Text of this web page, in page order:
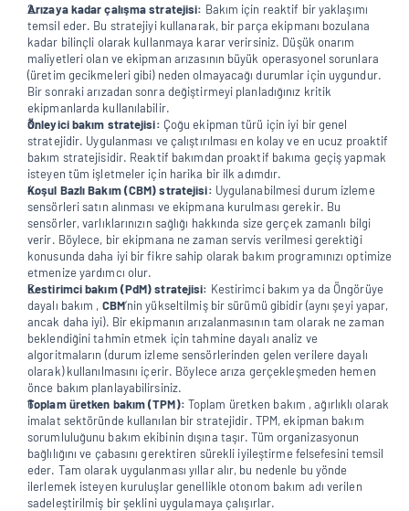
Arızaya kadar çalışma stratejisi: Bakım için reaktif bir yaklaşımı
temsil eder. Bu stratejiyi kullanarak, bir parça ekipmanı bozulana
kadar bilinçli olarak kullanmaya karar verirsiniz. Düşük onarım
maliyetleri olan ve ekipman arızasının büyük operasyonel sorunlara
(üretim gecikmeleri gibi) neden olmayacağı durumlar için uygundur.
Bir sonraki arızadan sonra değiştirmeyi planladığınız kritik
ekipmanlarda kullanılabilir.
Önleyici bakım stratejisi: Çoğu ekipman türü için iyi bir genel
stratejidir. Uygulanması ve çalıştırılması en kolay ve en ucuz proaktif
bakım stratejisidir. Reaktif bakımdan proaktif bakıma geçiş yapmak
isteyen tüm işletmeler için harika bir ilk adımdır.
Koşul Bazlı Bakım (CBM) stratejisi: Uygulanabilmesi durum izleme
sensörleri satın alınması ve ekipmana kurulması gerekir. Bu
sensörler, varlıklarınızın sağlığı hakkında size gerçek zamanlı bilgi
verir. Böylece, bir ekipmana ne zaman servis verilmesi gerektiği
konusunda daha iyi bir fikre sahip olarak bakım programınızı optimize
etmenize yardımcı olur.
Kestirimci bakım (PdM) stratejisi: Kestirimci bakım ya da Öngörüye
dayalı bakım , CBM‘nin yükseltilmiş bir sürümü gibidir (aynı şeyi yapar,
ancak daha iyi). Bir ekipmanın arızalanmasının tam olarak ne zaman
beklendiğini tahmin etmek için tahmine dayalı analiz ve
algoritmaların (durum izleme sensörlerinden gelen verilere dayalı
olarak) kullanılmasını içerir. Böylece arıza gerçekleşmeden hemen
önce bakım planlayabilirsiniz.
Toplam üretken bakım (TPM): Toplam üretken bakım , ağırlıklı olarak
imalat sektöründe kullanılan bir stratejidir. TPM, ekipman bakım
sorumluluğunu bakım ekibinin dışına taşır. Tüm organizasyonun
bağlılığını ve çabasını gerektiren sürekli iyileştirme felsefesini temsil
eder. Tam olarak uygulanması yıllar alır, bu nedenle bu yönde
ilerlemek isteyen kuruluşlar genellikle otonom bakım adı verilen
sadeleştirilmiş bir şeklini uygulamaya çalışırlar.